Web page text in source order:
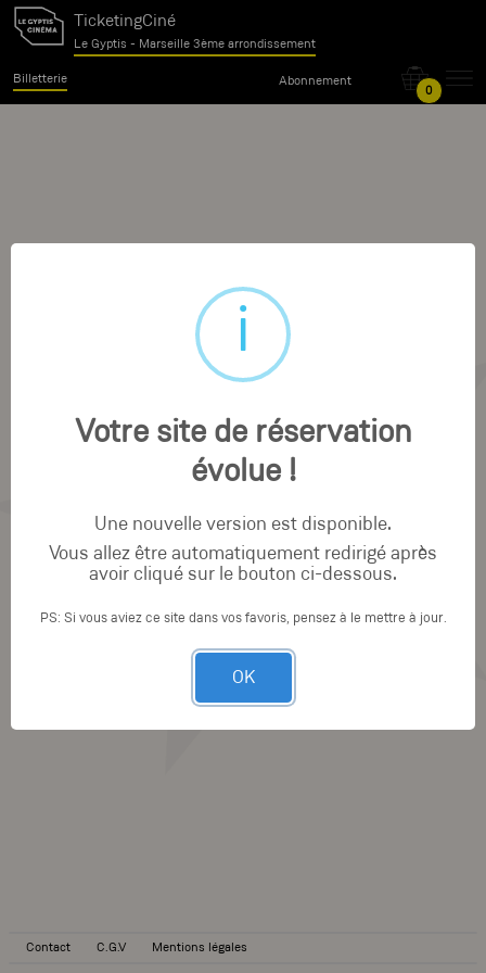
TicketingCiné
Le Gyptis - Marseille 3ème arrondissement
Billetterie Abonnement
0
Contact C.G.V Mentions légales
Votre site de réservation
évolue !
Une nouvelle version est disponible.
Vous allez être automatiquement redirigé après
avoir cliqué sur le bouton ci-dessous.
PS: Si vous aviez ce site dans vos favoris, pensez à le mettre à jour.
OK